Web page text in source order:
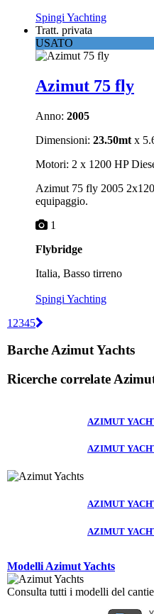
Spingi Yachting
Tratt. privata
USATO
Azimut 75 fly
Anno: 2005
Dimensioni: 23.50mt x
Motori: 2 x 1200 HP
Azimut 75 fly 2005
equipaggio.
1
Flybridge
Italia, Basso tirreno
Spingi Yachting
1 2345
Barche Azimut Yachts
Ricerche correlate
AZIMUT
AZIMUT
AZIMUT
AZIMUT
Modelli Azimut Yachts
Consulta tutti i modelli del